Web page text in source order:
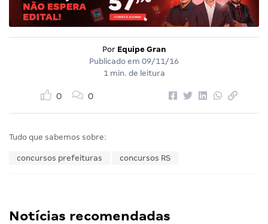
Por Equipe Gran
Publicado em 09/11/16
1 min. de leitura
0 0
Tudo que sabemos sobre:
concursos prefeituras concursos RS
Notícias recomendadas